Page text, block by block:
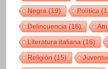
Negra(19) Política
Delincuencia(18)
Literatura italiana(16)
Religión(15)